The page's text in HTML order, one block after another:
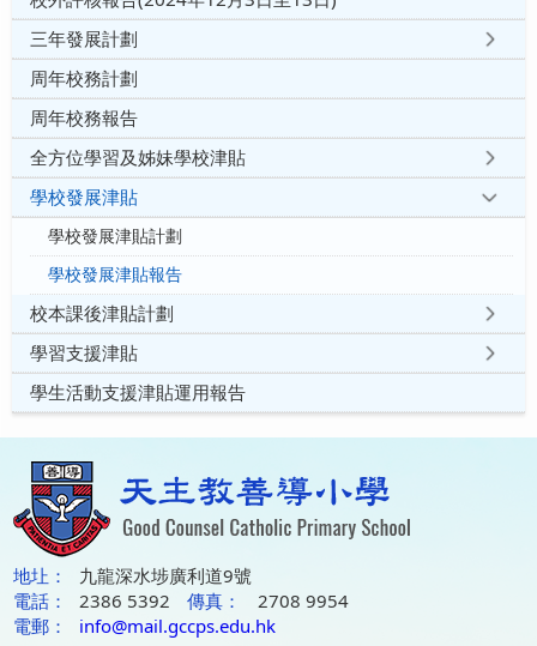
三年發展計劃
周年校務計劃
周年校務報告
全方位學習及姊妹學校津貼
學校發展津貼
學校發展津貼計劃
學校發展津貼報告
校本課後津貼計劃
學習支援津貼
學生活動支援津貼運用報告
地圵：
九龍深水埗廣利道9號
電話：
2386 5392 傳真：
2708 9954
電郵：
info@mail.gccps.edu.hk